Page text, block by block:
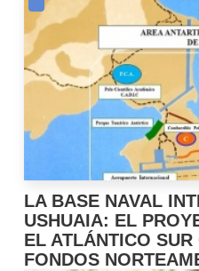
LA BASE NAVAL
USHUAIA: EL
EL ATLÁNTICO SUR
FONDOS